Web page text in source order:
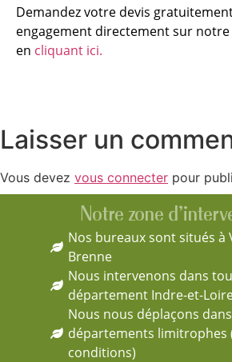
Demandez votre devis
engagement directement sur notre
en cliquant ici.
Laisser un
Vous devez vous connecter pour
Notre zone
Nos bureaux sont situés à
Brenne
Nous intervenons dans
département Indre-et-
Nous nous déplaçons
départements limitrophes
conditions)